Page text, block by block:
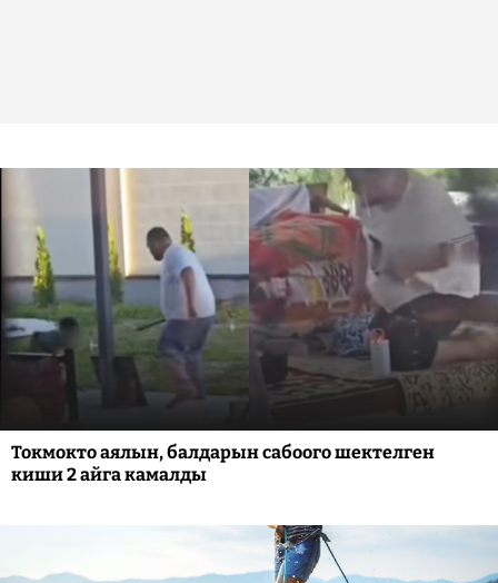
Токмокто аялын, балдарын сабоого шектелген
киши 2 айга камалды